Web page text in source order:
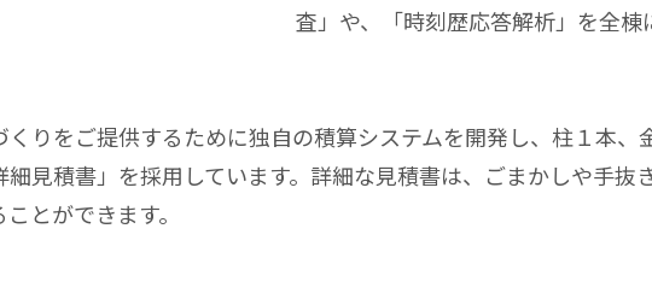
査」や、「時刻歴応答解析」を全棟
りをご提供するために独自の積算システムを開発し、柱１本、
見積書」を採用しています。詳細な見積書は、ごまかしや手抜
とができます。